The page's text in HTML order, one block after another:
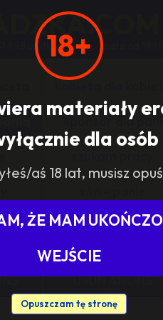
18+
materiały
dla
aś 18 lat, musisz
ŻE MAM
WEJŚCIE
Opuszczam tę stronę
998 użytkowników, działa od 1998
sponsor dla pani
tylko ogłoszenia z
USUŃ ANONS